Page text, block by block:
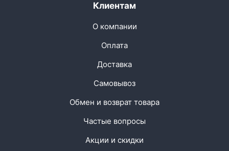
Клиентам
О компании
Оплата
Доставка
Самовывоз
Обмен и возврат товара
Частые вопросы
Акции и скидки